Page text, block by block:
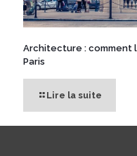
Architecture : comment
Paris
Lire la suite